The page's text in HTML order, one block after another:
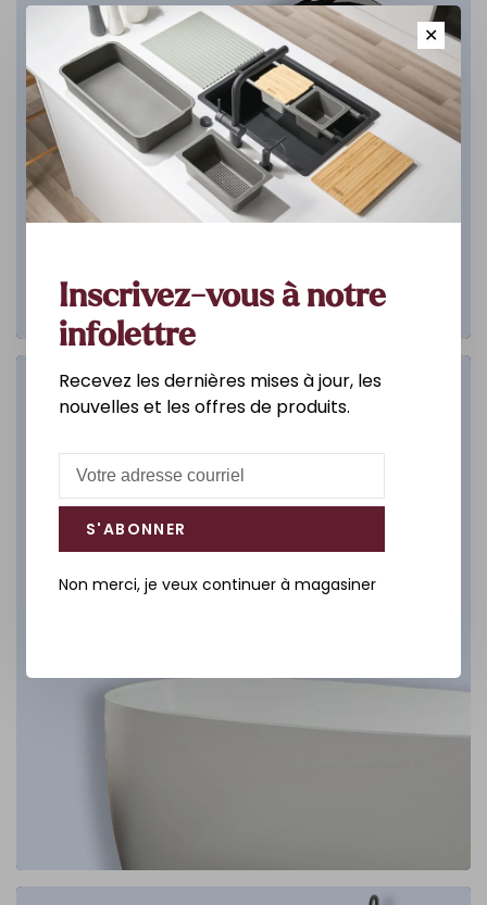
Salle de bain
DÉCOUVREZ
✕
Inscrivez-vous à notre
infolettre
Recevez les dernières mises à jour, les
nouvelles et les offres de produits.
S'ABONNER
Non merci, je veux continuer à magasiner